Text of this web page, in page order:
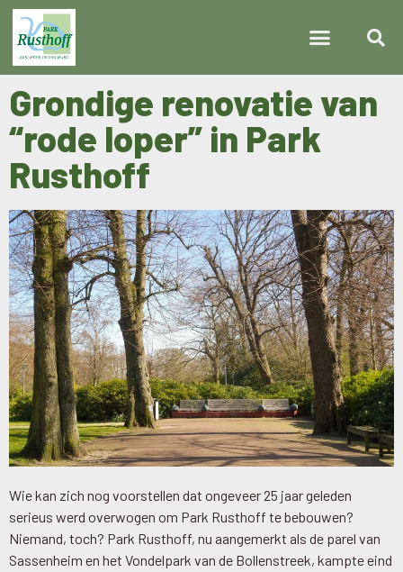
Grondige renovatie van
“rode loper” in Park
Rusthoff
Wie kan zich nog voorstellen dat ongeveer 25 jaar geleden
serieus werd overwogen om Park Rusthoff te bebouwen?
Niemand, toch? Park Rusthoff, nu aangemerkt als de parel van
Sassenheim en het Vondelpark van de Bollenstreek, kampte eind